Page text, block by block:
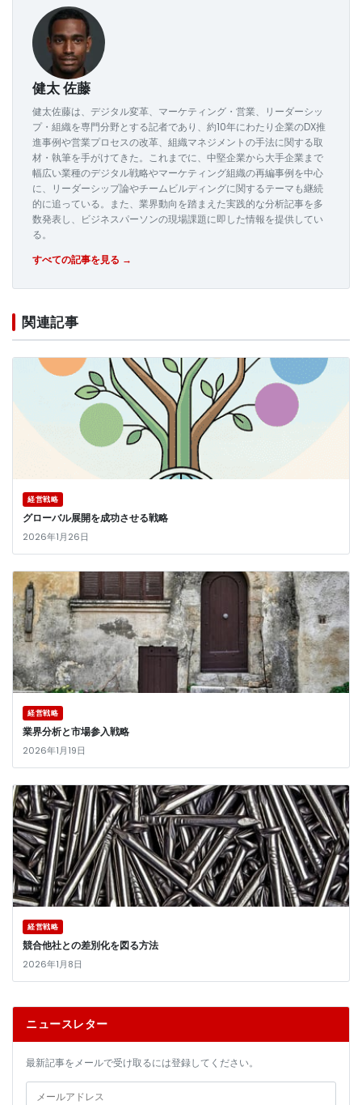
健太 佐藤
健太佐藤は、デジタル変革、マーケティング・営業、リーダーシッ
プ・組織を専門分野とする記者であり、約10年にわたり企業のDX推
進事例や営業プロセスの改革、組織マネジメントの手法に関する取
材・執筆を手がけてきた。これまでに、中堅企業から大手企業まで
幅広い業種のデジタル戦略やマーケティング組織の再編事例を中心
に、リーダーシップ論やチームビルディングに関するテーマも継続
的に追っている。また、業界動向を踏まえた実践的な分析記事を多
数発表し、ビジネスパーソンの現場課題に即した情報を提供してい
る。
すべての記事を見る →
関連記事
経営戦略
グローバル展開を成功させる戦略
2026年1月26日
経営戦略
業界分析と市場参入戦略
2026年1月19日
経営戦略
競合他社との差別化を図る方法
2026年1月8日
ニュースレター
最新記事をメールで受け取るには登録してください。